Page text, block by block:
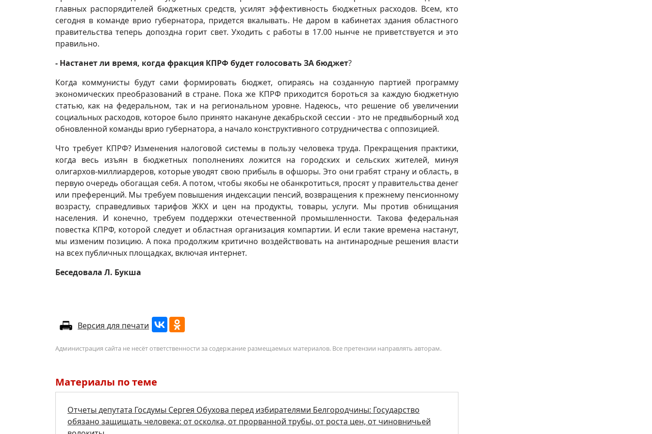
главных распорядителей бюджетных средств, усилят эффективность бюджетных расходов. Всем, кто
сегодня в команде врио губернатора, придется вкалывать. Не даром в кабинетах здания областного
правительства теперь допоздна горит свет. Уходить с работы в 17.00 нынче не приветствуется и это
правильно.
- Настанет ли время, когда фракция КПРФ будет голосовать ЗА бюджет?
Когда коммунисты будут сами формировать бюджет, опираясь на созданную партией программу
экономических преобразований в стране. Пока же КПРФ приходится бороться за каждую бюджетную
статью, как на федеральном, так и на региональном уровне. Надеюсь, что решение об увеличении
социальных расходов, которое было принято накануне декабрьской сессии - это не предвыборный ход
обновленной команды врио губернатора, а начало конструктивного сотрудничества с оппозицией.
Что требует КПРФ? Изменения налоговой системы в пользу человека труда. Прекращения практики,
когда весь изъян в бюджетных пополнениях ложится на городских и сельских жителей, минуя
олигархов-миллиардеров, которые уводят свою прибыль в офшоры. Это они грабят страну и область, в
первую очередь обогащая себя. А потом, чтобы якобы не обанкротиться, просят у правительства денег
или преференций. Мы требуем повышения индексации пенсий, возвращения к прежнему пенсионному
возрасту, справедливых тарифов ЖКХ и цен на продукты, товары, услуги. Мы против обнищания
населения. И конечно, требуем поддержки отечественной промышленности. Такова федеральная
повестка КПРФ, которой следует и областная организация компартии. И если такие времена настанут,
мы изменим позицию. А пока продолжим критично воздействовать на антинародные решения власти
на всех публичных площадках, включая интернет.
Беседовала Л. Букша
Версия для печати
Администрация сайта не несёт ответственности за содержание размещаемых материалов. Все претензии направлять авторам.
Материалы по теме
Отчеты депутата Госдумы Сергея Обухова перед избирателями Белгородчины: Государство
обязано защищать человека: от осколка, от прорванной трубы, от роста цен, от чиновничьей